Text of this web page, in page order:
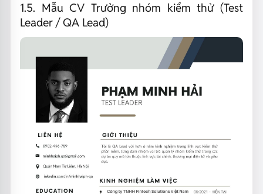
1.5. Mẫu CV Trưởng nhóm kiểm thử (Test
Leader / QA Lead)